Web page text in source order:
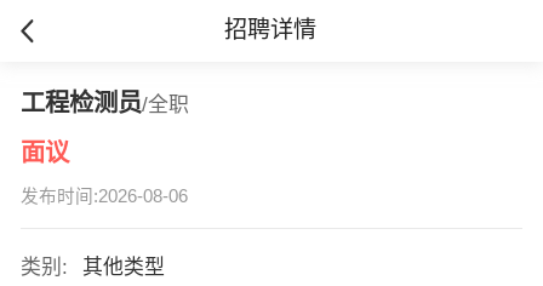
招聘详情
工程检测员/全职
面议
发布时间:2026-08-06
类别:
其他类型